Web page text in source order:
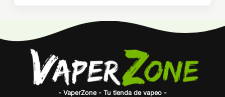
- VaperZone - Tu tienda de vapeo -